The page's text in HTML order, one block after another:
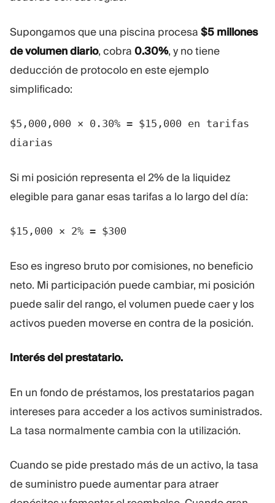
Supongamos que una piscina procesa $5 millones
de volumen diario, cobra 0.30%, y no tiene
deducción de protocolo en este ejemplo
simplificado:
$5,000,000 × 0.30% = $15,000 en tarifas
diarias
Si mi posición representa el 2% de la liquidez
elegible para ganar esas tarifas a lo largo del día:
$15,000 × 2% = $300
Eso es ingreso bruto por comisiones, no beneficio
neto. Mi participación puede cambiar, mi posición
puede salir del rango, el volumen puede caer y los
activos pueden moverse en contra de la posición.
Interés del prestatario.
En un fondo de préstamos, los prestatarios pagan
intereses para acceder a los activos suministrados.
La tasa normalmente cambia con la utilización.
Cuando se pide prestado más de un activo, la tasa
de suministro puede aumentar para atraer